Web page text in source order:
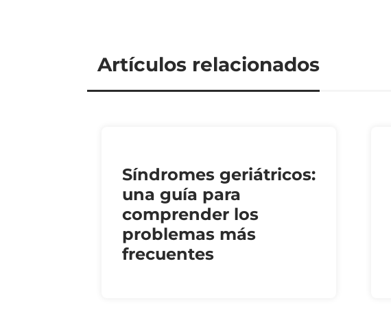
Artículos relacionados
Síndromes geriátricos:
una guía para
comprender los
problemas más
frecuentes